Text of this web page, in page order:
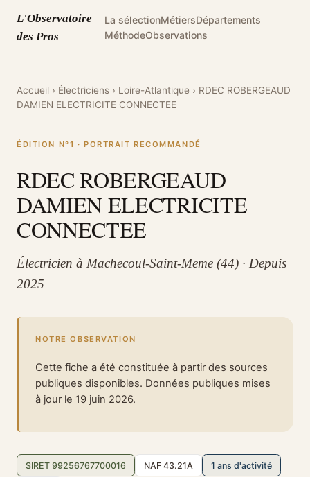
L'Observatoire
des Pros
La sélectionMétiersDépartements
MéthodeObservations
Accueil › Électriciens › Loire-Atlantique › RDEC ROBERGEAUD
DAMIEN ELECTRICITE CONNECTEE
ÉDITION N°1 · PORTRAIT RECOMMANDÉ
RDEC ROBERGEAUD
DAMIEN ELECTRICITE
CONNECTEE
Électricien à Machecoul-Saint-Meme (44) · Depuis
2025
NOTRE OBSERVATION
Cette fiche a été constituée à partir des sources
publiques disponibles. Données publiques mises
à jour le 19 juin 2026.
SIRET 99256767700016 NAF 43.21A 1 ans d'activité